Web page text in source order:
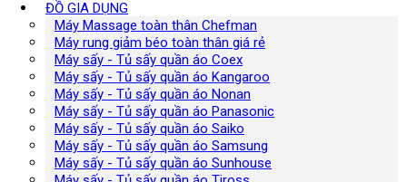
ĐỒ GIA DỤNG
Máy Massage toàn thân Chefman
Máy rung giảm béo toàn thân giá rẻ
Máy sấy - Tủ sấy quần áo Coex
Máy sấy - Tủ sấy quần áo Kangaroo
Máy sấy - Tủ sấy quần áo Nonan
Máy sấy - Tủ sấy quần áo Panasonic
Máy sấy - Tủ sấy quần áo Saiko
Máy sấy - Tủ sấy quần áo Samsung
Máy sấy - Tủ sấy quần áo Sunhouse